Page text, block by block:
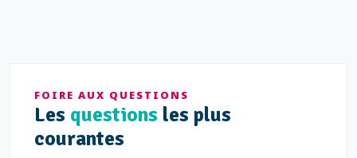
FOIRE AUX QUESTIONS
Les questions les plus
courantes